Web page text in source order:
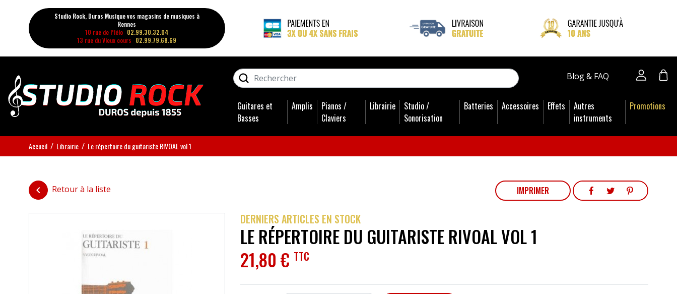
Studio Rock, Duros Musique vos magasins de musiques à
Rennes
10 rue de Plélo 02.99.30.32.04
13 rue du Vieux cours 02.99.79.68.69
RECHERCHER Blog & FAQ
Guitares et
Basses
Amplis
Pianos /
Claviers
Librairie
Studio /
Sonorisation
Batteries Accessoires Effets
Autres
instruments
Promotions
Accueil Librairie Le répertoire du guitariste RIVOAL vol 1
 Retour à la liste IMPRIMER PARTAGER
PARTAGER
TWEET PINTEREST
DERNIERS ARTICLES EN STOCK
LE RÉPERTOIRE DU GUITARISTE RIVOAL VOL 1
21,80 € TTC
GUITARES ET BASSES
AMPLIS
PIANOS / CLAVIERS
ACCESSOIRES
AUTRES INSTRUMENTS